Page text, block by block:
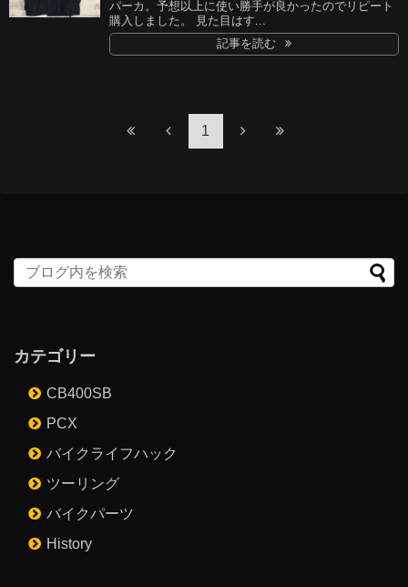
パーカ。予想以上に使い勝手が良かったのでリピート
購入しました。 見た目はす...
記事を読む
1
カテゴリー
CB400SB
PCX
バイクライフハック
ツーリング
バイクパーツ
History